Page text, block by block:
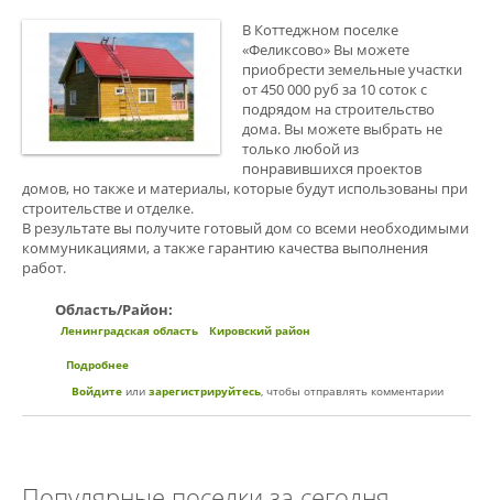
В Коттеджном поселке
«Феликсово» Вы можете
приобрести земельные участки
от 450 000 руб за 10 соток с
подрядом на строительство
дома. Вы можете выбрать не
только любой из
понравившихся проектов
домов, но также и материалы, которые будут использованы при
строительстве и отделке.
В результате вы получите готовый дом со всеми необходимыми
коммуникациями, а также гарантию качества выполнения
работ.
Область/Район:
Ленинградская область Кировский район
Подробнее
Войдите или зарегистрируйтесь, чтобы отправлять комментарии